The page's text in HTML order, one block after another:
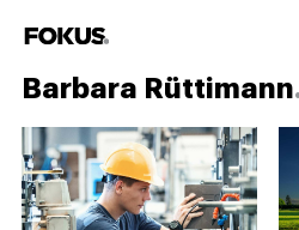
Barbara Rüttimann